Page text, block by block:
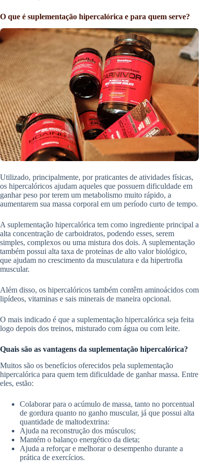
O que é suplementação hipercalórica e para quem serve?
Utilizado, principalmente, por praticantes de atividades físicas,
os hipercalóricos ajudam aqueles que possuem dificuldade em
ganhar peso por terem um metabolismo muito rápido, a
aumentarem sua massa corporal em um período curto de tempo.
A suplementação hipercalórica tem como ingrediente principal a
alta concentração de carboidratos, podendo esses, serem
simples, complexos ou uma mistura dos dois. A suplementação
também possui alta taxa de proteínas de alto valor biológico,
que ajudam no crescimento da musculatura e da hipertrofia
muscular.
Além disso, os hipercalóricos também contêm aminoácidos com
lipídeos, vitaminas e sais minerais de maneira opcional.
O mais indicado é que a suplementação hipercalórica seja feita
logo depois dos treinos, misturado com água ou com leite.
Quais são as vantagens da suplementação hipercalórica?
Muitos são os benefícios oferecidos pela suplementação
hipercalórica para quem tem dificuldade de ganhar massa. Entre
eles, estão:
Colaborar para o acúmulo de massa, tanto no porcentual
de gordura quanto no ganho muscular, já que possui alta
quantidade de maltodextrina:
Ajuda na reconstrução dos músculos;
Mantém o balanço energético da dieta;
Ajuda a reforçar e melhorar o desempenho durante a
prática de exercícios.